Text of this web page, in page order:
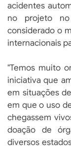
acidentes
no projeto
considerado o
internacionais
"Temos muito
iniciativa que
em situações
em que o uso
chegassem
doação de
diversos